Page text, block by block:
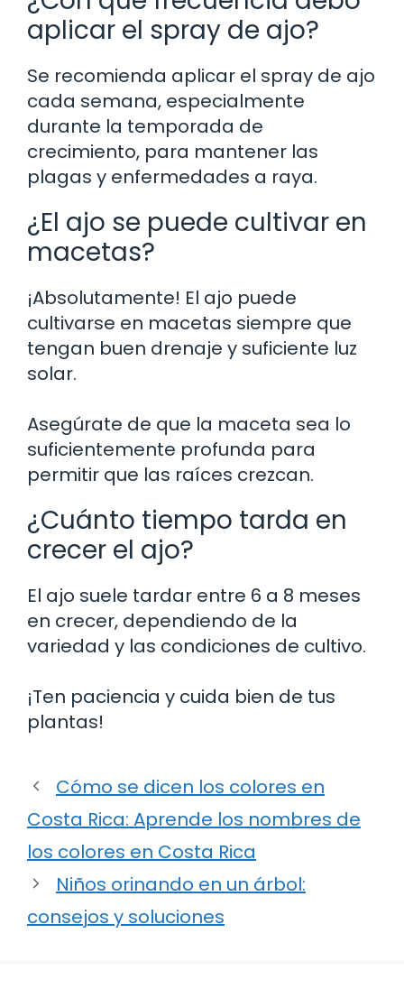
aplicar el spray de ajo?
Se recomienda aplicar el spray de ajo
cada semana, especialmente
durante la temporada de
crecimiento, para mantener las
plagas y enfermedades a raya.
¿El ajo se puede cultivar en
macetas?
¡Absolutamente! El ajo puede
cultivarse en macetas siempre que
tengan buen drenaje y suficiente luz
solar.
Asegúrate de que la maceta sea lo
suficientemente profunda para
permitir que las raíces crezcan.
¿Cuánto tiempo tarda en
crecer el ajo?
El ajo suele tardar entre 6 a 8 meses
en crecer, dependiendo de la
variedad y las condiciones de cultivo.
¡Ten paciencia y cuida bien de tus
plantas!
Cómo se dicen los colores en
Costa Rica: Aprende los nombres de
los colores en Costa Rica
Niños orinando en un árbol:
consejos y soluciones